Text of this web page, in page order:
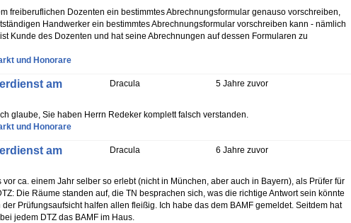
freiberuflichen Dozenten ein bestimmtes Abrechnungsformular genauso vorschreiben,
Handwerker ein bestimmtes Abrechnungsformular vorschreiben kann - nämlich
Kunde des Dozenten und hat seine Abrechnungen auf dessen Formularen zu
und Honorare
5 Jahre zuvor
Dracula
am
glaube, Sie haben Herrn Redeker komplett falsch verstanden.
und Honorare
6 Jahre zuvor
Dracula
am
vor ca. einem Jahr selber so erlebt (nicht in München, aber auch in Bayern), als Prüfer für
Die Räume standen auf, die TN besprachen sich, was die richtige Antwort sein könnte
Prüfungsaufsicht halfen allen fleißig. Ich habe das dem BAMF gemeldet. Seitdem hat
jedem DTZ das BAMF im Haus.